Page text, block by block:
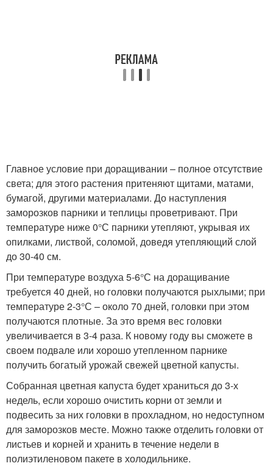
Главное условие при доращивании – полное отсутствие
света; для этого растения притеняют щитами, матами,
бумагой, другими материалами. До наступления
заморозков парники и теплицы проветривают. При
температуре ниже 0°С парники утепляют, укрывая их
опилками, листвой, соломой, доведя утепляющий слой
до 30-40 см.
При температуре воздуха 5-6°С на доращивание
требуется 40 дней, но головки получаются рыхлыми; при
температуре 2-3°С – около 70 дней, головки при этом
получаются плотные. За это время вес головки
увеличивается в 3-4 раза. К новому году вы сможете в
своем подвале или хорошо утепленном парнике
получить богатый урожай свежей цветной капусты.
Собранная цветная капуста будет храниться до 3-х
недель, если хорошо очистить корни от земли и
подвесить за них головки в прохладном, но недоступном
для заморозков месте. Можно также отделить головки от
листьев и корней и хранить в течение недели в
полиэтиленовом пакете в холодильнике.